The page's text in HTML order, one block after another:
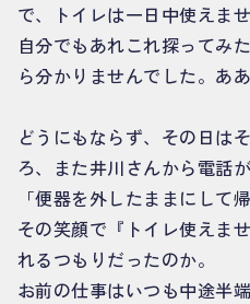
で、トイレは一日中使えませ
自分でもあれこれ探ってみ
ら分かりませんでした。あ
どうにもならず、その日は
ろ、また井川さんから電話
「便器を外したままにして
その笑顔で『トイレ使えま
れるつもりだったのか。
お前の仕事はいつも中途半